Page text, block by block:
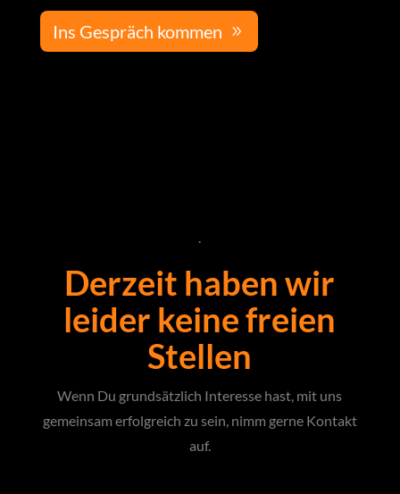
Ins Gespräch kommen
.
Derzeit haben wir
leider keine freien
Stellen
Wenn Du grundsätzlich Interesse hast, mit uns
gemeinsam erfolgreich zu sein, nimm gerne Kontakt
auf.